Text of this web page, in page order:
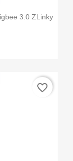
3.0 ZLinky
favorite_border